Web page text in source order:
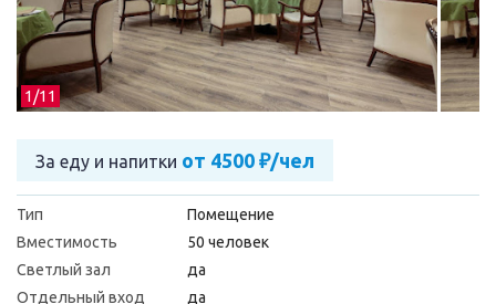
1/11
За еду и напитки от 4500 ₽/чел
Тип
Помещение
Вместимость
50 человек
Светлый зал
да
Отдельный вход
да